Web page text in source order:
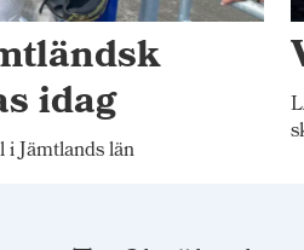
idag
Jämtlands län